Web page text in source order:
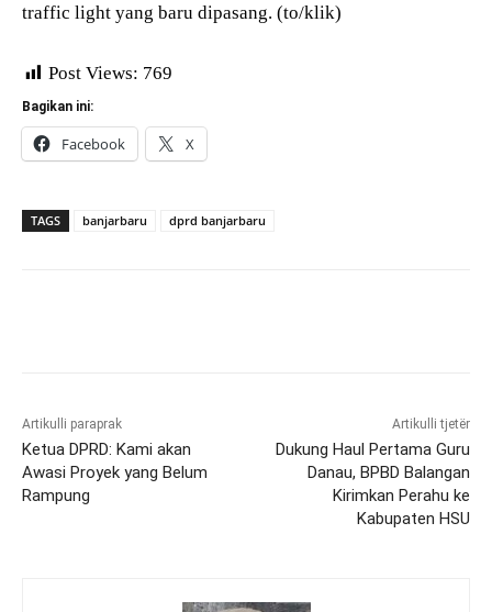
traffic light yang baru dipasang. (to/klik)
Post Views: 769
Bagikan ini:
Facebook X
TAGS banjarbaru dprd banjarbaru
Artikulli paraprak
Ketua DPRD: Kami akan
Awasi Proyek yang Belum
Rampung
Artikulli tjetër
Dukung Haul Pertama Guru
Danau, BPBD Balangan
Kirimkan Perahu ke
Kabupaten HSU